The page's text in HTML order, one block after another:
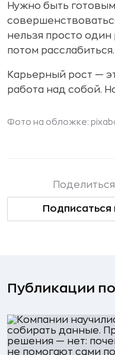
Нужно быть готовым
нельзя просто
потом расслабиться.
Карьерный рост —
работа над собой.
Фото на обложке:
Публикации